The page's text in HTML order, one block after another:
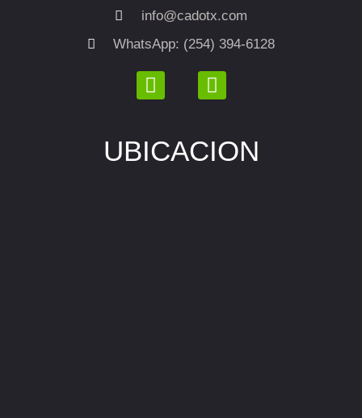
info@cadotx.com
WhatsApp: (254) 394-6128
UBICACION